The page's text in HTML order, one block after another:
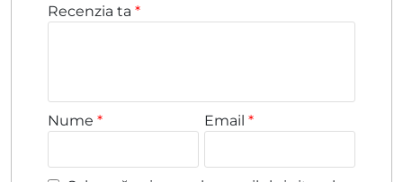
Recenzia ta *
Nume * Email*